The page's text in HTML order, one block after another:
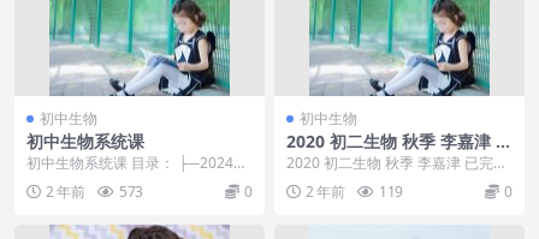
初中生物
初中生物系统课
初中生物系统课 目录： ├─2024版
《知识清单》生物 │ ├┈2024版
《知识...
2 年前 573 0
初中生物
2020 初二生物 秋季 李嘉津 已
完结共16讲
2020 初二生物 秋季 李嘉津 已完结
共16讲目录：01鱼类初二生物.mp4
0... 2 年前 119 0